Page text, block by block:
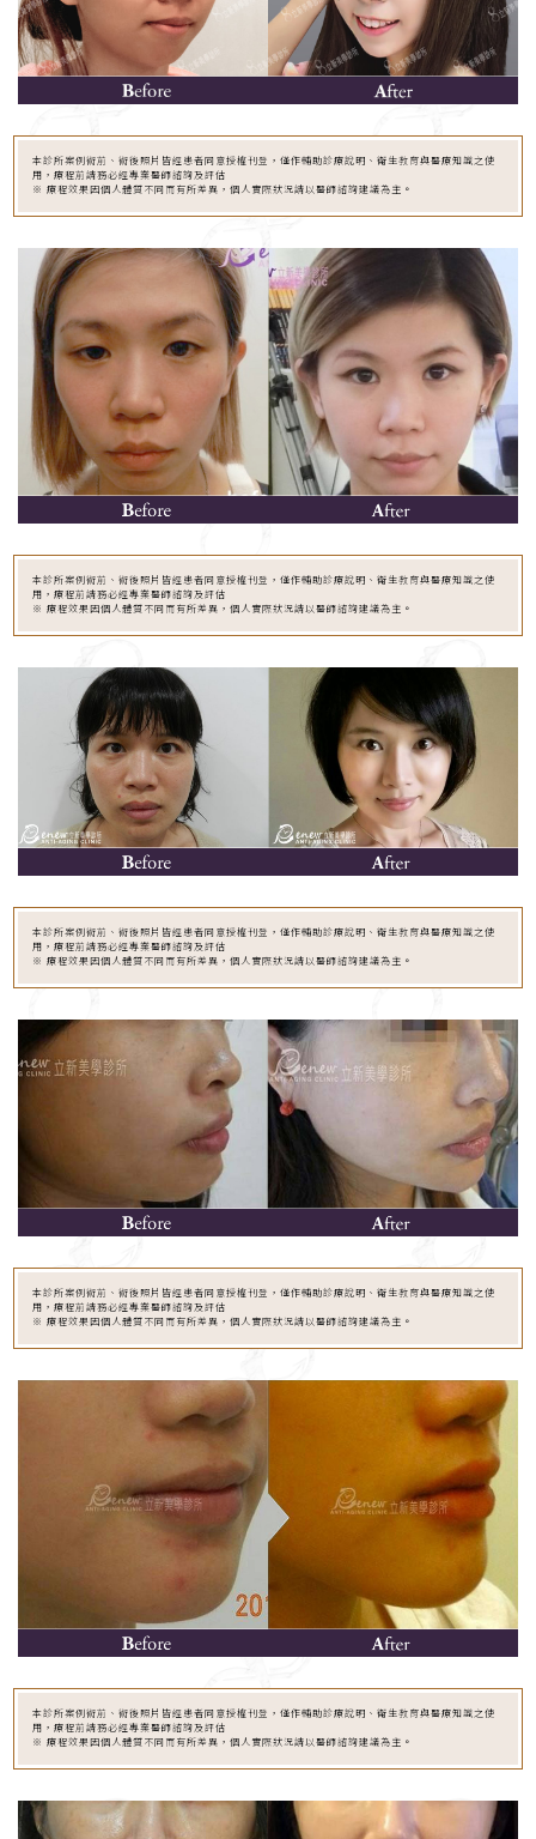
本診所案例術前、術後照片皆經患者同意授權刊登，僅作輔助診療說明、衛生教育與醫療知識之使
用，療程前請務必經專業醫師諮詢及評估
※ 療程效果因個人體質不同而有所差異，個人實際狀況請以醫師諮詢建議為主。
本診所案例術前、術後照片皆經患者同意授權刊登，僅作輔助診療說明、衛生教育與醫療知識之使
用，療程前請務必經專業醫師諮詢及評估
※ 療程效果因個人體質不同而有所差異，個人實際狀況請以醫師諮詢建議為主。
本診所案例術前、術後照片皆經患者同意授權刊登，僅作輔助診療說明、衛生教育與醫療知識之使
用，療程前請務必經專業醫師諮詢及評估
※ 療程效果因個人體質不同而有所差異，個人實際狀況請以醫師諮詢建議為主。
本診所案例術前、術後照片皆經患者同意授權刊登，僅作輔助診療說明、衛生教育與醫療知識之使
用，療程前請務必經專業醫師諮詢及評估
※ 療程效果因個人體質不同而有所差異，個人實際狀況請以醫師諮詢建議為主。
本診所案例術前、術後照片皆經患者同意授權刊登，僅作輔助診療說明、衛生教育與醫療知識之使
用，療程前請務必經專業醫師諮詢及評估
※ 療程效果因個人體質不同而有所差異，個人實際狀況請以醫師諮詢建議為主。